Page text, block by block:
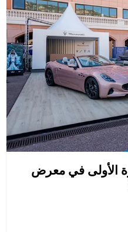
الأولى في معرض